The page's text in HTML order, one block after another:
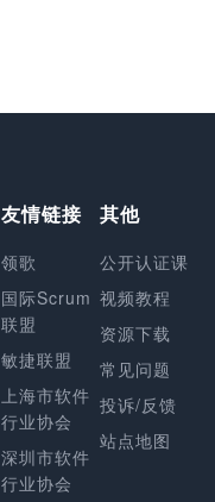
友情链接
领歌
国际Scrum
联盟
敏捷联盟
上海市软件
行业协会
深圳市软件
行业协会
其他
公开认证课
视频教程
资源下载
常见问题
投诉/反馈
站点地图